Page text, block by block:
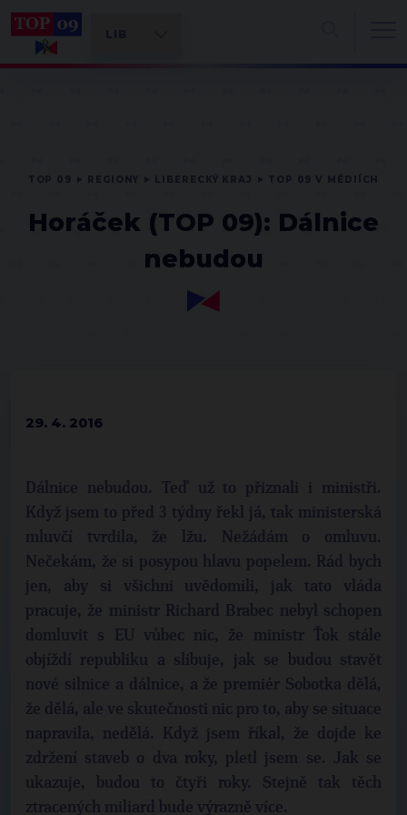
Horáček (TOP 09): Dálnice
nebudou
29. 4. 2016
Dálnice nebudou. Teď už to přiznali i ministři.
Když jsem to před 3 týdny řekl já, tak ministerská
mluvčí tvrdila, že lžu. Nežádám o omluvu.
Nečekám, že si posypou hlavu popelem. Rád bych
jen, aby si všichni uvědomili, jak tato vláda
pracuje, že ministr Richard Brabec nebyl schopen
domluvit s EU vůbec nic, že ministr Ťok stále
objíždí republiku a slibuje, jak se budou stavět
nové silnice a dálnice, a že premiér Sobotka dělá,
že dělá, ale ve skutečnosti nic pro to, aby se situace
napravila, nedělá. Když jsem říkal, že dojde ke
zdržení staveb o dva roky, pletl jsem se. Jak se
ukazuje, budou to čtyři roky. Stejně tak těch
ztracených miliard bude výrazně více.